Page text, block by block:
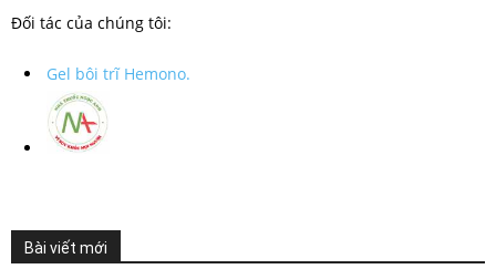
Đối tác của chúng tôi:
Gel bôi trĩ Hemono.
Bài viết mới